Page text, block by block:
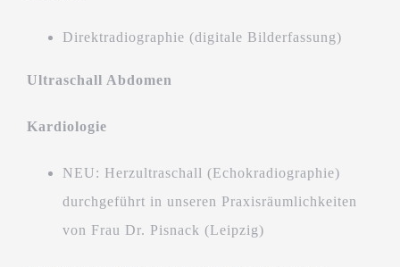
Direktradiographie (digitale Bilderfassung)
Ultraschall Abdomen
Kardiologie
NEU: Herzultraschall (Echokradiographie)
durchgeführt in unseren Praxisräumlichkeiten
von Frau Dr. Pisnack (Leipzig)